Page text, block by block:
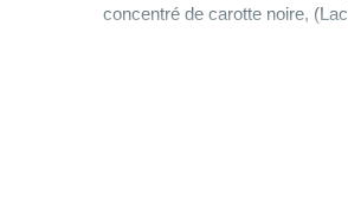
concentré de carotte noire,